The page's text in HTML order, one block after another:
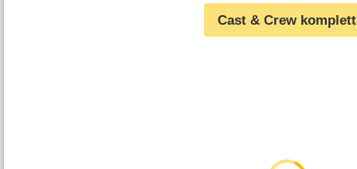
Cast & Crew komplett